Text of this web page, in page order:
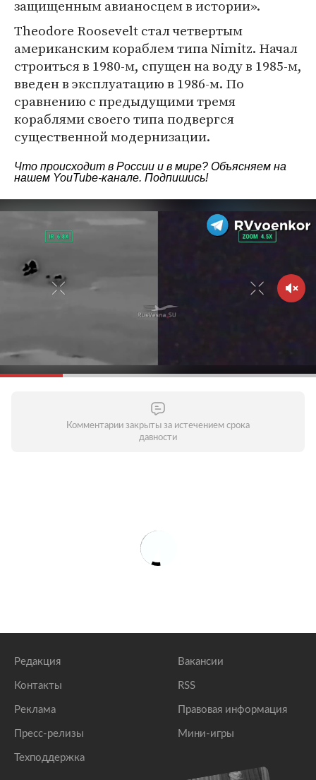
защищенным авианосцем в истории».
Theodore Roosevelt стал четвертым
американским кораблем типа Nimitz. Начал
строиться в 1980-м, спущен на воду в 1985-м,
введен в эксплуатацию в 1986-м. По
сравнению с предыдущими тремя
кораблями своего типа подвергся
существенной модернизации.
Что происходит в России и в мире? Объясняем на
нашем YouTube-канале. Подпишись!
Комментарии закрыты за истечением срока
давности
Редакция
Контакты
Реклама
Пресс-релизы
Техподдержка
Вакансии
RSS
Правовая информация
Мини-игры